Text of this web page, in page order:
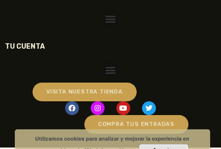
TU CUENTA
VISITA NUESTRA TIENDA
COMPRA TUS ENTRADAS
Utilizamos cookies para analizar y mejorar la experiencia en